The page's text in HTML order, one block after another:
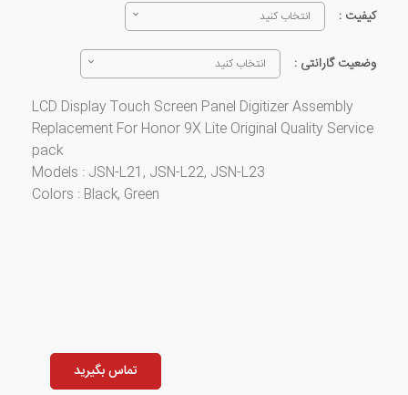
کیفیت : انتخاب کنید
وضعیت گارانتی : انتخاب کنید
LCD Display Touch Screen Panel Digitizer Assembly
Replacement For Honor 9X Lite Original Quality Service
pack
​Models : JSN-L21, JSN-L22, JSN-L23
​Colors : Black, Green
تماس بگیرید